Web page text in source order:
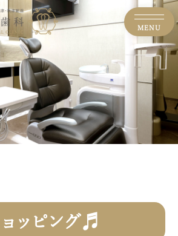
ッピング♬
MENU